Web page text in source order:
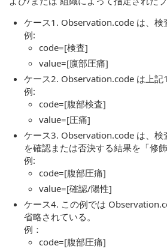
ケース1. Observation.code は、検
例:
code=[検査]
value=[腹部圧痛]
ケース2. Observation.code は上記
例:
code=[腹部検査]
value=[圧痛]
ケース3. Observation.code は、検
を確認または否決する結果を「修飾
例:
code=[腹部圧痛]
value=[確認/陽性]
ケース4. この例では
省略されている。
例：
code=[腹部圧痛]